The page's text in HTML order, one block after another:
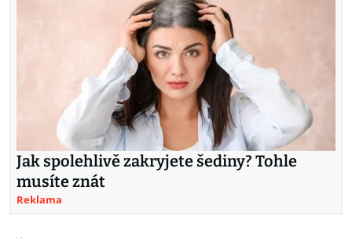
Jak spolehlivě zakryjete šediny? Tohle
musíte znát
Reklama